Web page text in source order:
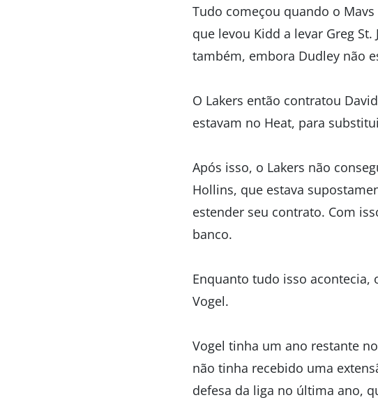
Tudo começou quando o
que levou Kidd a levar Greg
também, embora Dudley não
O Lakers então contratou
estavam no Heat, para
Após isso, o Lakers não
Hollins, que estava
estender seu contrato. Com
banco.
Enquanto tudo isso acontecia,
Vogel.
Vogel tinha um ano restante
não tinha recebido uma
defesa da liga no última ano,